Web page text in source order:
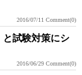
2016/07/11 Comment(0)
と試験対策にシ
2016/06/29 Comment(0)